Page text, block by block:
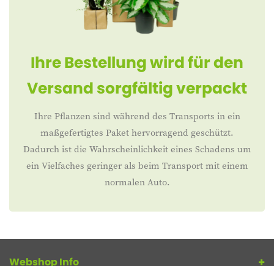
Ihre Bestellung wird für den
Versand sorgfältig verpackt
Ihre Pflanzen sind während des Transports in ein
maßgefertigtes Paket hervorragend geschützt.
Dadurch ist die Wahrscheinlichkeit eines Schadens um
ein Vielfaches geringer als beim Transport mit einem
normalen Auto.
Webshop Info